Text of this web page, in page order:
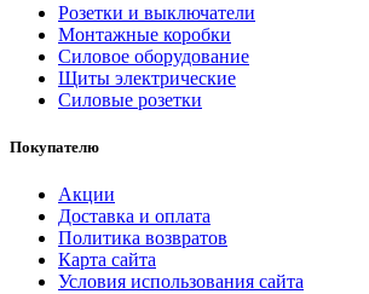
Розетки и выключатели
Монтажные коробки
Силовое оборудование
Щиты электрические
Силовые розетки
Покупателю
Акции
Доставка и оплата
Политика возвратов
Карта сайта
Условия использования сайта